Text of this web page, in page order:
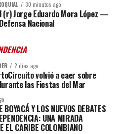
30 minutos ago
(r) Jorge Eduardo Mora López —
Nacional
2 días ago
volvió a caer sobre
las Fiestas del Mar
BOYACÁ Y LOS NUEVOS DEBATES
UNA MIRADA
EL CARIBE COLOMBIANO